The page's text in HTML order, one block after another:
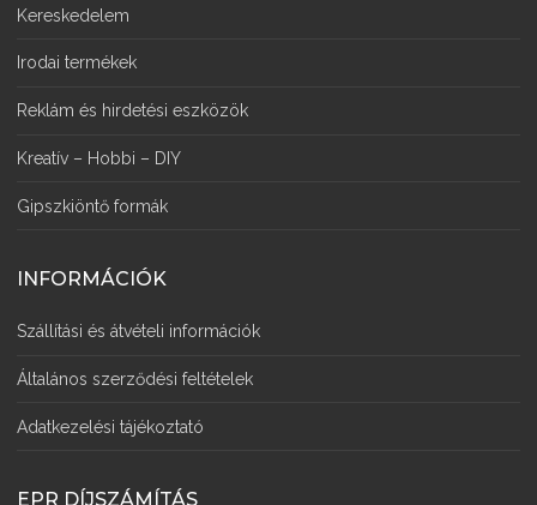
Kereskedelem
Irodai termékek
Reklám és hirdetési eszközök
Kreatív – Hobbi – DIY
Gipszkiöntő formák
INFORMÁCIÓK
Szállítási és átvételi információk
Általános szerződési feltételek
Adatkezelési tájékoztató
EPR DÍJSZÁMÍTÁS